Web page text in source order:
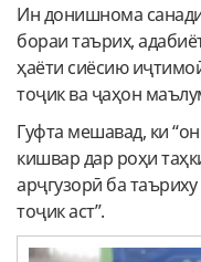
Ин донишнома
бораи таърих,
ҳаёти сиёсию
тоҷик ва ҷаҳон
Гуфта мешавад, ки
кишвар дар роҳи
арҷгузорӣ ба
тоҷик аст”.